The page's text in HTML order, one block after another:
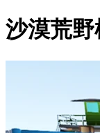
沙漠荒野